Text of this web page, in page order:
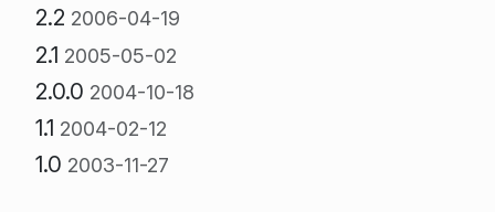
2.2 2006-04-19
2.1 2005-05-02
2.0.0 2004-10-18
1.1 2004-02-12
1.0 2003-11-27